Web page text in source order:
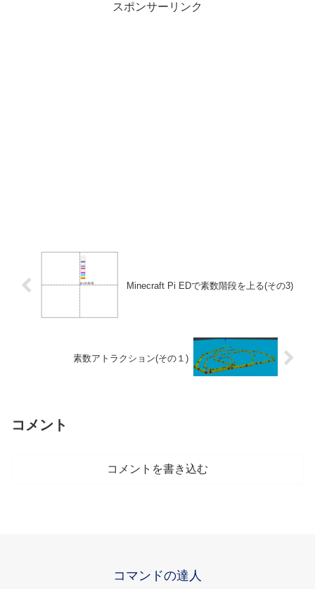
スポンサーリンク
Minecraft Pi EDで素数階段を上る(その3)
素数アトラクション(その１)
コメント
コメントを書き込む
コマンドの達人